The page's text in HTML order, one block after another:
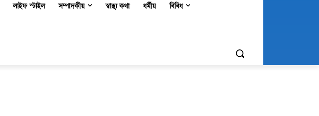
লাইফ স্টাইল সম্পাদকীয় স্বাস্থ্য কথা ধর্মীয় বিবিধ